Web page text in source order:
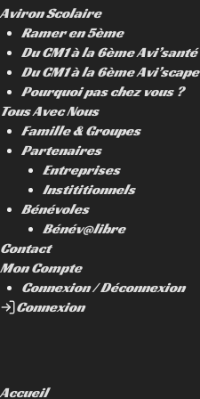
Aviron Scolaire
Ramer en 5ème
Du CM1 à la 6ème Avi’santé
Du CM1 à la 6ème Avi’scape
Pourquoi pas chez vous ?
Tous Avec Nous
Famille & Groupes
Partenaires
Entreprises
Instititionnels
Bénévoles
Bénév@libre
Contact
Mon Compte
Connexion / Déconnexion
Connexion
Accueil